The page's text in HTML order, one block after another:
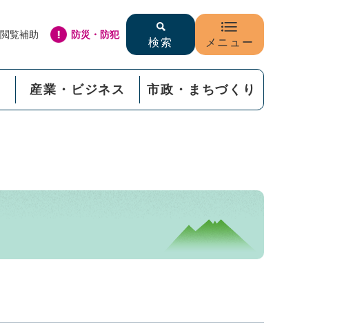
閲覧補助 防災・防犯
検索 メニュー
産業・ビジネス 市政・まちづくり